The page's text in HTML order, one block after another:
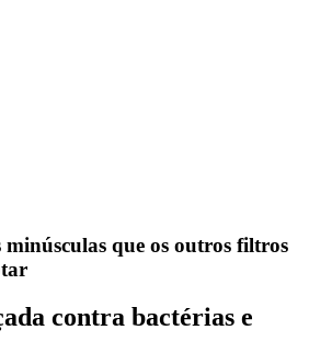
que os outros filtros
contra bactérias e